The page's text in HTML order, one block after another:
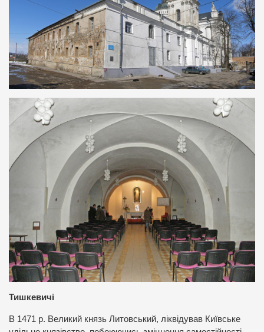
Тишкевичі
В 1471 р. Великий князь Литовський, ліквідував Київське